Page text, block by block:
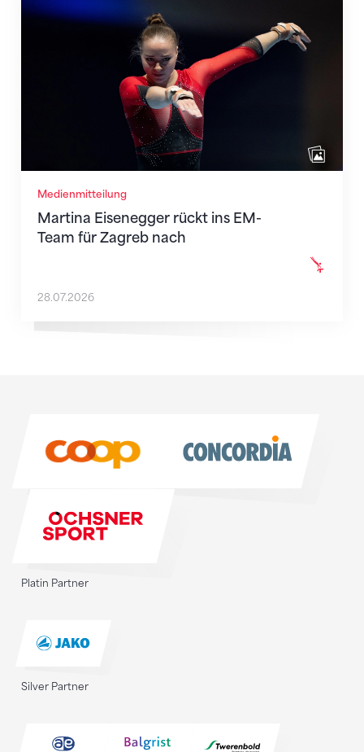
Medienmitteilung
Martina Eisenegger rückt ins EM-
Team für Zagreb nach
28.07.2026
Platin Partner
Silver Partner